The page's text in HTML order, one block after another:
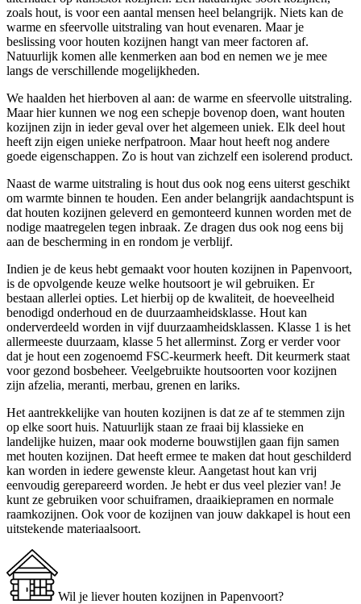
zoals hout, is voor een aantal mensen heel belangrijk. Niets kan de
warme en sfeervolle uitstraling van hout evenaren. Maar je
beslissing voor houten kozijnen hangt van meer factoren af.
Natuurlijk komen alle kenmerken aan bod en nemen we je mee
langs de verschillende mogelijkheden.
We haalden het hierboven al aan: de warme en sfeervolle uitstraling.
Maar hier kunnen we nog een schepje bovenop doen, want houten
kozijnen zijn in ieder geval over het algemeen uniek. Elk deel hout
heeft zijn eigen unieke nerfpatroon. Maar hout heeft nog andere
goede eigenschappen. Zo is hout van zichzelf een isolerend product.
Naast de warme uitstraling is hout dus ook nog eens uiterst geschikt
om warmte binnen te houden. Een ander belangrijk aandachtspunt is
dat houten kozijnen geleverd en gemonteerd kunnen worden met de
nodige maatregelen tegen inbraak. Ze dragen dus ook nog eens bij
aan de bescherming in en rondom je verblijf.
Indien je de keus hebt gemaakt voor houten kozijnen in Papenvoort,
is de opvolgende keuze welke houtsoort je wil gebruiken. Er
bestaan allerlei opties. Let hierbij op de kwaliteit, de hoeveelheid
benodigd onderhoud en de duurzaamheidsklasse. Hout kan
onderverdeeld worden in vijf duurzaamheidsklassen. Klasse 1 is het
allermeeste duurzaam, klasse 5 het allerminst. Zorg er verder voor
dat je hout een zogenoemd FSC-keurmerk heeft. Dit keurmerk staat
voor gezond bosbeheer. Veelgebruikte houtsoorten voor kozijnen
zijn afzelia, meranti, merbau, grenen en lariks.
Het aantrekkelijke van houten kozijnen is dat ze af te stemmen zijn
op elke soort huis. Natuurlijk staan ze fraai bij klassieke en
landelijke huizen, maar ook moderne bouwstijlen gaan fijn samen
met houten kozijnen. Dat heeft ermee te maken dat hout geschilderd
kan worden in iedere gewenste kleur. Aangetast hout kan vrij
eenvoudig gerepareerd worden. Je hebt er dus veel plezier van! Je
kunt ze gebruiken voor schuiframen, draaikiepramen en normale
raamkozijnen. Ook voor de kozijnen van jouw dakkapel is hout een
uitstekende materiaalsoort.
Wil je liever houten kozijnen in Papenvoort?